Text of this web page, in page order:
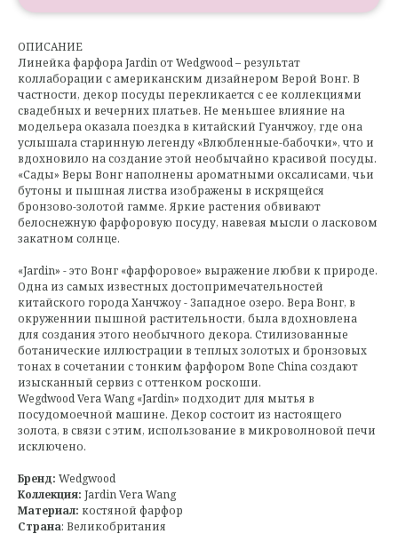
ОПИСАНИЕ
Линейка фарфора Jardin от Wedgwood – результат
коллаборации с американским дизайнером Верой Вонг. В
частности, декор посуды перекликается с ее коллекциями
свадебных и вечерних платьев. Не меньшее влияние на
модельера оказала поездка в китайский Гуанчжоу, где она
услышала старинную легенду «Влюбленные-бабочки», что и
вдохновило на создание этой необычайно красивой посуды.
«Сады» Веры Вонг наполнены ароматными оксалисами, чьи
бутоны и пышная листва изображены в искрящейся
бронзово-золотой гамме. Яркие растения обвивают
белоснежную фарфоровую посуду, навевая мысли о ласковом
закатном солнце.
«Jardin» - это Вонг «фарфоровое» выражение любви к природе.
Одна из самых известных достопримечательностей
китайского города Ханчжоу - Западное озеро. Вера Вонг, в
окруженнии пышной растительности, была вдохновлена
для создания этого необычного декора. Стилизованные
ботанические иллюстрации в теплых золотых и бронзовых
тонах в сочетании с тонким фарфором Bone China создают
изысканный сервиз с оттенком роскоши.
Wegdwood Vera Wang «Jardin» подходит для мытья в
посудомоечной машине. Декор состоит из настоящего
золота, в связи с этим, использование в микроволновой печи
исключено.
Бренд: Wedgwood
Коллекция: Jardin Vera Wang
Материал: костяной фарфор
Страна: Великобритания